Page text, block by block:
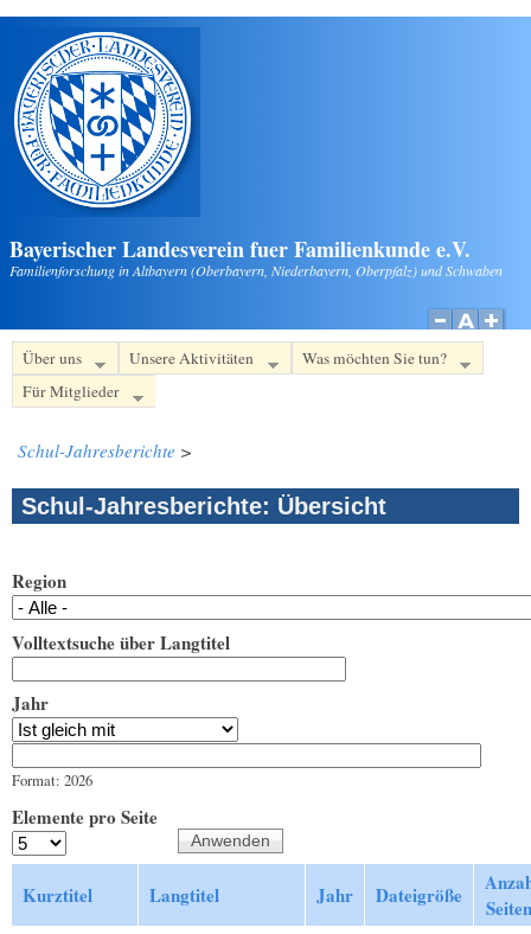
Direkt zum Inhalt
Bayerischer Landesverein fuer Familienkunde e.V.
Familienforschung in Altbayern (Oberbayern, Niederbayern, Oberpfalz) und Schwaben
Über uns Unsere Aktivitäten
Was möchten Sie tun?
Für Mitglieder
Schul-Jahresberichte >
Schul-Jahresberichte: Übersicht
Region
Volltextsuche über Langtitel
Jahr
Format: 2026
Elemente pro Seite
Kurztitel Langtitel Jahr Dateigröße
Seiten